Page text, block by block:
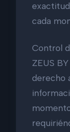
cada
Control
ZEUS
derecho